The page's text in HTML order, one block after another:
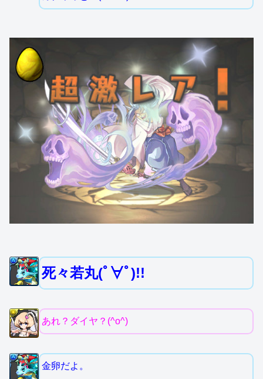
死々若丸(ﾟ∀ﾟ)!!
あれ？ダイヤ？(^o^)
金卵だよ。